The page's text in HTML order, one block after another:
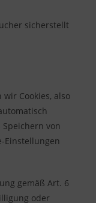
sicherstellt
Cookies, also
von
Einstellungen
gemäß Art. 6
oder